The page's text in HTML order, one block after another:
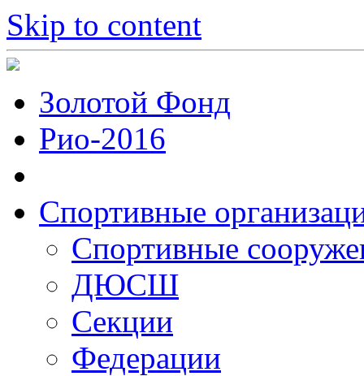
Skip to content
Золотой Фонд
Рио-2016
Спортивные
Cпортивные
ДЮСШ
Секции
Федерации